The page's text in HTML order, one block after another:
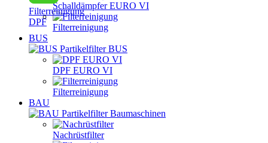
Filterreinigung
DPF
Schalldämpfer EURO VI
Filterreinigung
BUS
Partikelfilter BUS
DPF EURO VI
Filterreinigung
BAU
Partikelfilter Baumaschinen
Nachrüstfilter